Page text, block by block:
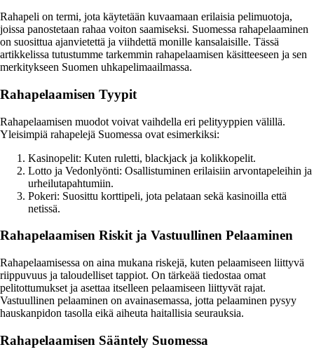
Rahapeli on termi, jota käytetään kuvaamaan erilaisia pelimuotoja,
joissa panostetaan rahaa voiton saamiseksi. Suomessa rahapelaaminen
on suosittua ajanvietettä ja viihdettä monille kansalaisille. Tässä
artikkelissa tutustumme tarkemmin rahapelaamisen käsitteeseen ja sen
merkitykseen Suomen uhkapelimaailmassa.
Rahapelaamisen Tyypit
Rahapelaamisen muodot voivat vaihdella eri pelityyppien välillä.
Yleisimpiä rahapelejä Suomessa ovat esimerkiksi:
Kasinopelit: Kuten ruletti, blackjack ja kolikkopelit.
Lotto ja Vedonlyönti: Osallistuminen erilaisiin arvontapeleihin ja
urheilutapahtumiin.
Pokeri: Suosittu korttipeli, jota pelataan sekä kasinoilla että
netissä.
Rahapelaamisen Riskit ja Vastuullinen Pelaaminen
Rahapelaamisessa on aina mukana riskejä, kuten pelaamiseen liittyvä
riippuvuus ja taloudelliset tappiot. On tärkeää tiedostaa omat
pelitottumukset ja asettaa itselleen pelaamiseen liittyvät rajat.
Vastuullinen pelaaminen on avainasemassa, jotta pelaaminen pysyy
hauskanpidon tasolla eikä aiheuta haitallisia seurauksia.
Rahapelaamisen Sääntely Suomessa